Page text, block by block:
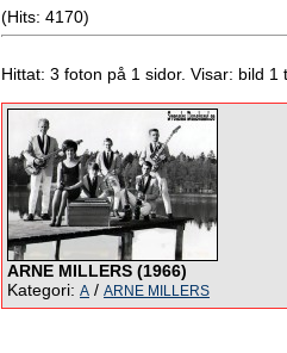
(Hits: 4170)
Hittat: 3 foton på 1 sidor. Visar: bild 1
ARNE MILLERS (1966)
Kategori: A / ARNE MILLERS